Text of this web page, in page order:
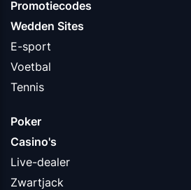
Promotiecodes
Wedden Sites
E-sport
Voetbal
Tennis
Poker
Casino's
Live-dealer
Zwartjack